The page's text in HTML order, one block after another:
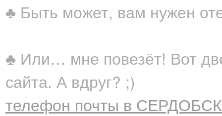
♣ Быть может, вам нужен
♣ Или… мне повезёт! Вот
сайта. А вдруг? ;)
телефон почты в СЕРДОБСК